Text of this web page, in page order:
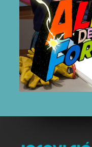
COMPARTIR